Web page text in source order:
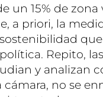
un 15% de zona
a priori, la
Repito,
y analizan
no se